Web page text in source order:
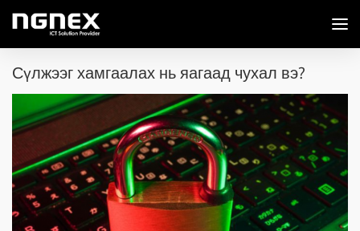
Сүлжээг хамгаалах нь яагаад чухал вэ?